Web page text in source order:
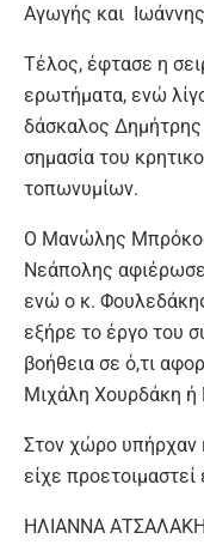
Αγωγής και
Τέλος, έφτασε η
ερωτήματα, ενώ
δάσκαλος
σημασία του
τοπωνυμίων.
Ο Μανώλης
Νεάπολης
ενώ ο κ.
εξήρε το έργο του
βοήθεια σε ό,τι
Μιχάλη Χουρδάκη ή
Στον χώρο υπήρχαν
είχε
ΗΛΙΑΝΝΑ ΑΤΣΑΛΑΚΗ